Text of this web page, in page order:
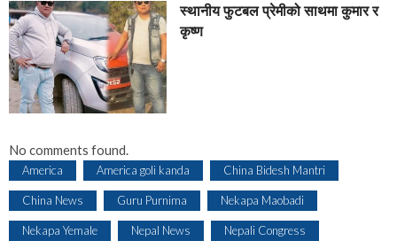
स्थानीय फुटबल प्रेमीको साथमा कुमार र
कृष्ण
No comments found.
America America goli kanda China Bidesh Mantri
China News Guru Purnima Nekapa Maobadi
Nekapa Yemale Nepal News Nepali Congress